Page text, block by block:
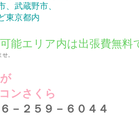
、武蔵野市、
東京都内
能エリア内は出張費無料
。
ンさくら
２５９－６０４４